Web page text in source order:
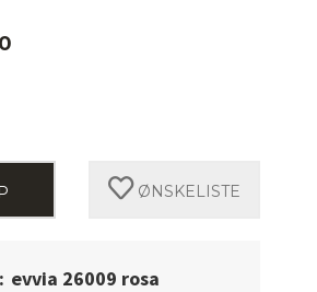
ØNSKELISTE
evvia 26009 rosa